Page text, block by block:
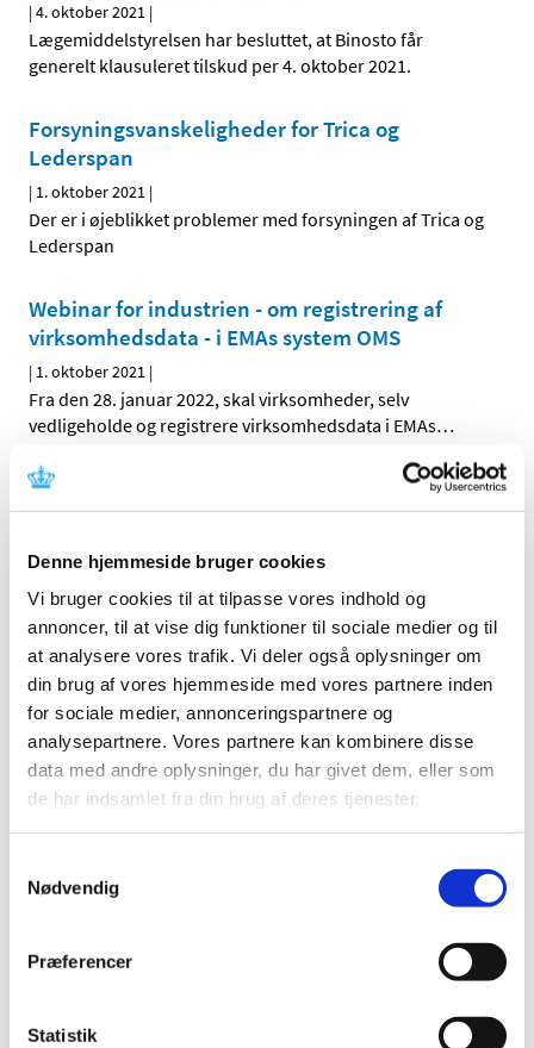
Denne hjemmeside bruger cookies
Vi bruger cookies til at tilpasse vores indhold og
annoncer, til at vise dig funktioner til sociale medier og til
at analysere vores trafik. Vi deler også oplysninger om
din brug af vores hjemmeside med vores partnere inden
for sociale medier, annonceringspartnere og
analysepartnere. Vores partnere kan kombinere disse
data med andre oplysninger, du har givet dem, eller som
de har indsamlet fra din brug af deres tjenester.
Nødvendig
Præferencer
Statistik
|4. oktober 2021 |
Lægemiddelstyrelsen har besluttet, at Binosto får
generelt klausuleret tilskud per 4. oktober 2021.
Forsyningsvanskeligheder for Trica og
Lederspan
| 1. oktober 2021 |
Der er i øjeblikket problemer med forsyningen af Trica og
Lederspan
Webinar for industrien - om registrering af
virksomhedsdata - i EMAs system OMS
| 1. oktober 2021 |
Fra den 28. januar 2022, skal virksomheder, selv
vedligeholde og registrere virksomhedsdata i EMAs…
Forrige 3
Alle (2506)
2026 (84)
2025 (158)
2024 (224)
2023 (195)
november (51)
august (33)
juni (49)